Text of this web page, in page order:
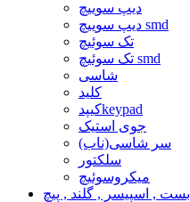
دیپ سوییچ
دیپ سوییچ smd
تک سوئیچ
تک سوئیچ smd
شاسی
کلید
کیپدkeypad
جوی استیک
سر شاسی(ناب)
سلکتور
میکروسوئیچ